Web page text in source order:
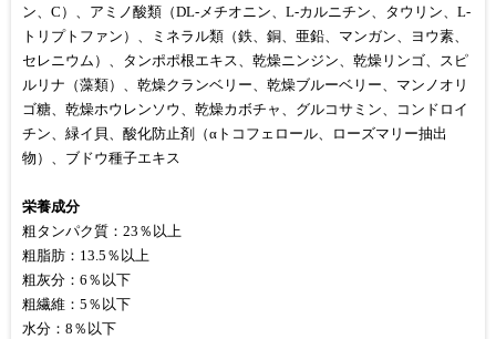
ン、C）、アミノ酸類（DL-メチオニン、L-カルニチン、タウリン、L-
トリプトファン）、ミネラル類（鉄、銅、亜鉛、マンガン、ヨウ素、
セレニウム）、タンポポ根エキス、乾燥ニンジン、乾燥リンゴ、スピ
ルリナ（藻類）、乾燥クランベリー、乾燥ブルーベリー、マンノオリ
ゴ糖、乾燥ホウレンソウ、乾燥カボチャ、グルコサミン、コンドロイ
チン、緑イ貝、酸化防止剤（αトコフェロール、ローズマリー抽出
物）、ブドウ種子エキス
栄養成分
粗タンパク質：23％以上
粗脂肪：13.5％以上
粗灰分：6％以下
粗繊維：5％以下
水分：8％以下